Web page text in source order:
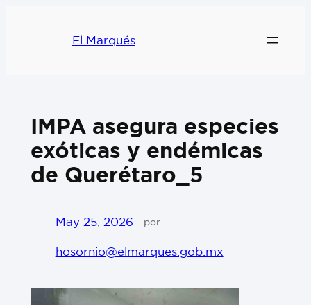
El Marqués
IMPA asegura especies
exóticas y endémicas
de Querétaro_5
May 25, 2026—por
hosornio@elmarques.gob.mx